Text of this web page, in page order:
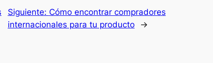
Siguiente: Cómo encontrar compradores
internacionales para tu producto
→